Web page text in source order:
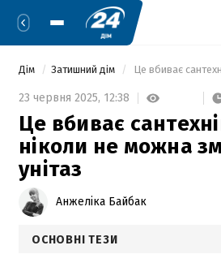
Дім Затишний дім
23 червня 2025, 12:38
Це вбиває
ніколи не можна
унітаз
Анжеліка Байбак
ОСНОВНІ ТЕЗИ